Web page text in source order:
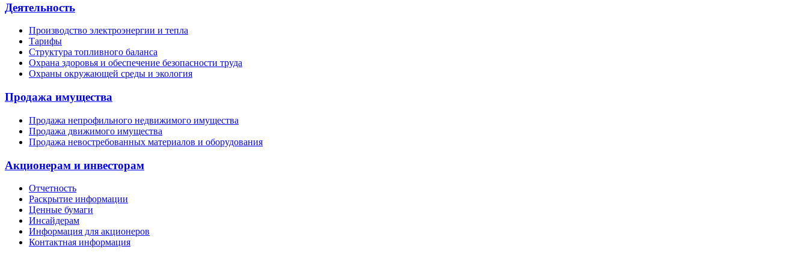
Деятельность
Производство электроэнергии и тепла
Тарифы
Структура топливного баланса
Охрана здоровья и обеспечение безопасности труда
Охраны окружающей среды и экология
Продажа имущества
Продажа непрофильного недвижимого имущества
Продажа движимого имущества
Продажа невостребованных материалов и оборудования
Акционерам и инвесторам
Отчетность
Раскрытие информации
Ценные бумаги
Инсайдерам
Информация для акционеров
Контактная информация